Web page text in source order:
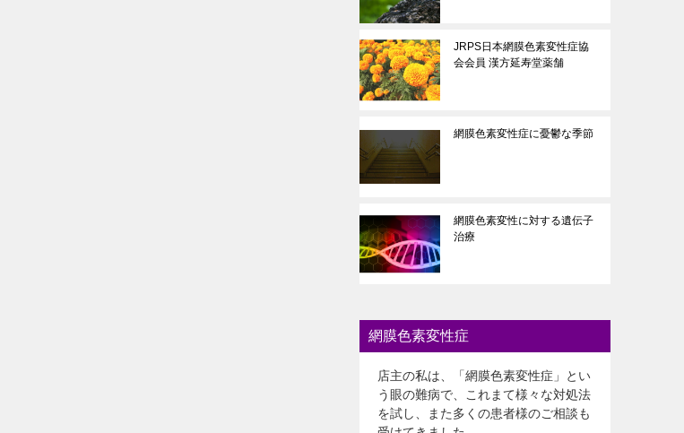
JRPS日本網膜色素変性症協
会会員 漢方延寿堂薬舗
網膜色素変性症に憂鬱な季節
網膜色素変性に対する遺伝子
治療
網膜色素変性症
店主の私は、「網膜色素変性症」とい
う眼の難病で、これまて様々な対処法
を試し、また多くの患者様のご相談も